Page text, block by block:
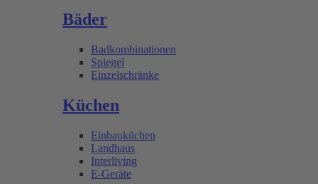
Bäder
Badkombinationen
Spiegel
Einzelschränke
Küchen
Einbauküchen
Landhaus
Interliving
E-Geräte